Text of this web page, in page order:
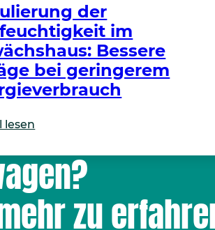
der
im
Bessere
bei geringerem
lesen
zu